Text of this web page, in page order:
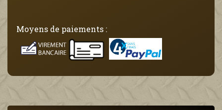
Moyens de paiements :